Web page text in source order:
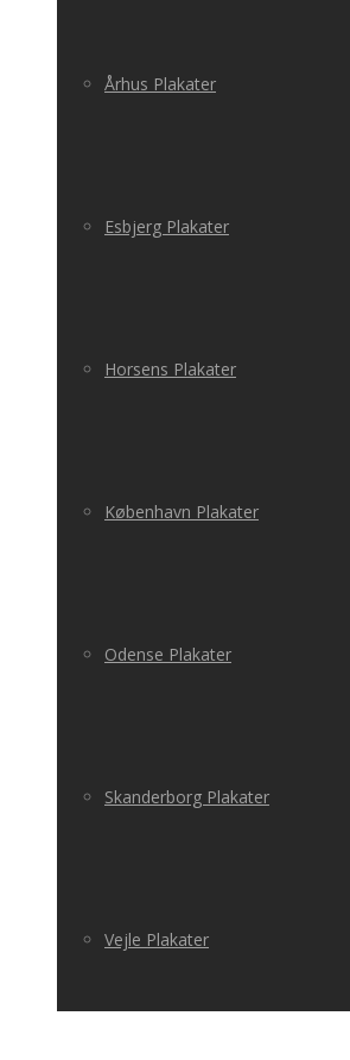
Århus Plakater
Esbjerg Plakater
Horsens Plakater
København Plakater
Odense Plakater
Skanderborg Plakater
Vejle Plakater